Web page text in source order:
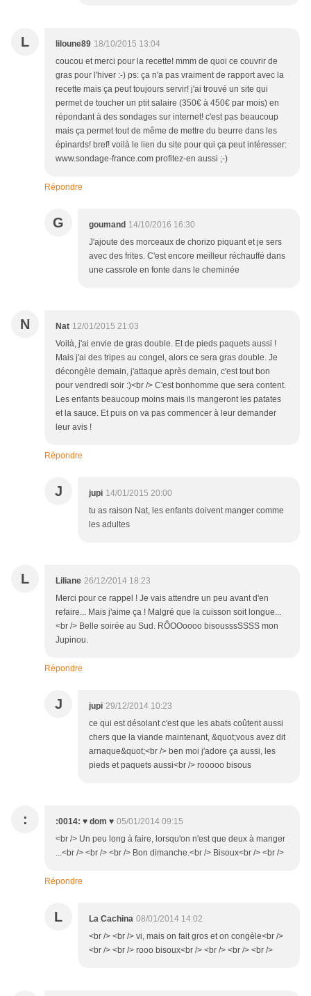
L liloune89 18/10/2015 13:04
coucou et merci pour la recette! mmm de quoi ce couvrir de
gras pour l'hiver :-) ps: ça n'a pas vraiment de rapport avec la
recette mais ça peut toujours servir! j'ai trouvé un site qui
permet de toucher un ptit salaire (350€ à 450€ par mois) en
répondant à des sondages sur internet! c'est pas beaucoup
mais ça permet tout de même de mettre du beurre dans les
épinards! bref! voilà le lien du site pour qui ça peut intéresser:
www.sondage-france.com profitez-en aussi ;-)
Répondre
G goumand 14/10/2016 16:30
J'ajoute des morceaux de chorizo piquant et je sers
avec des frites. C'est encore meilleur réchauffé dans
une cassrole en fonte dans le cheminée
N Nat 12/01/2015 21:03
Voilà, j'ai envie de gras double. Et de pieds paquets aussi !
Mais j'ai des tripes au congel, alors ce sera gras double. Je
décongèle demain, j'attaque après demain, c'est tout bon
pour vendredi soir :)<br /> C'est bonhomme que sera content.
Les enfants beaucoup moins mais ils mangeront les patates
et la sauce. Et puis on va pas commencer à leur demander
leur avis !
Répondre
J jupi 14/01/2015 20:00
tu as raison Nat, les enfants doivent manger comme
les adultes
L Liliane 26/12/2014 18:23
Merci pour ce rappel ! Je vais attendre un peu avant d'en
refaire... Mais j'aime ça ! Malgré que la cuisson soit longue...
<br /> Belle soirée au Sud. RÔOOoooo bisousssSSSS mon
Jupinou.
Répondre
J jupi 29/12/2014 10:23
ce qui est désolant c'est que les abats coûtent aussi
chers que la viande maintenant, &quot;vous avez dit
arnaque&quot;<br /> ben moi j'adore ça aussi, les
pieds et paquets aussi<br /> rooooo bisous
: :0014: ♥ dom ♥ 05/01/2014 09:15
<br /> Un peu long à faire, lorsqu'on n'est que deux à manger
...<br /> <br /> <br /> Bon dimanche.<br /> Bisoux<br /> <br />
Répondre
L La Cachina 08/01/2014 14:02
<br /> <br /> vi, mais on fait gros et on congèle<br />
<br /> <br /> rooo bisoux<br /> <br /> <br /> <br />